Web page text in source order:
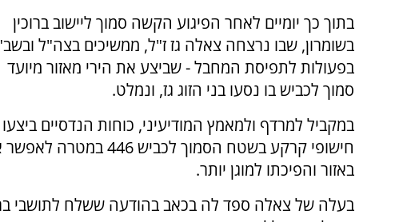
בתוך כך יומיים לאחר הפיגוע הקשה סמוך ליישוב ברוכין
בשומרון, שבו נרצחה צאלה גז ז"ל, ממשיכים בצה"ל
בפעולות לתפיסת המחבל - שביצע את הירי מאזור מיועד
סמוך לכביש בו נסעו בני הזוג גז, ונמלט.
במקביל למרדף ולמאמץ המודיעיני, כוחות הנדסיים ביצעו
חישופי קרקע בשטח
באזור והפיכתו למוגן יותר.
בעלה של צאלה ספד לה בכאב בהודעה ששלח לתושבי